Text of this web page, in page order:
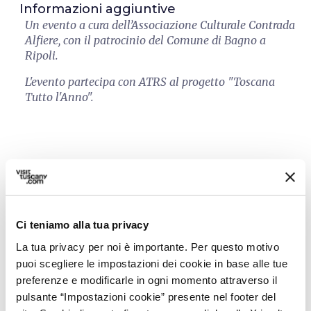
Ci teniamo alla tua privacy
La tua privacy per noi è importante. Per questo motivo
puoi scegliere le impostazioni dei cookie in base alle tue
preferenze e modificarle in ogni momento attraverso il
pulsante “Impostazioni cookie” presente nel footer del
Informazioni aggiuntive
Un evento a cura dell’Associazione Culturale Contrada
Alfiere, con il patrocinio del Comune di Bagno a
Ripoli.
L'evento partecipa con ATRS al progetto "Toscana
Tutto l'Anno".